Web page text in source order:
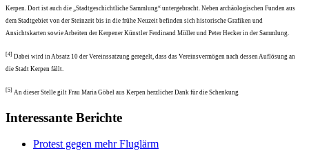
Kerpen. Dort ist auch die „Stadtgeschichtliche Sammlung“ untergebracht. Neben archäologischen Funden aus
dem Stadtgebiet von der Steinzeit bis in die frühe Neuzeit befinden sich historische Grafiken und
Ansichtskarten sowie Arbeiten der Kerpener Künstler Ferdinand Müller und Peter Hecker in der Sammlung.
[4] Dabei wird in Absatz 10 der Vereinssatzung geregelt, dass das Vereinsvermögen nach dessen Auflösung an
die Stadt Kerpen fällt.
[5] An dieser Stelle gilt Frau Maria Göbel aus Kerpen herzlicher Dank für die Schenkung
Interessante Berichte
Protest gegen mehr Fluglärm